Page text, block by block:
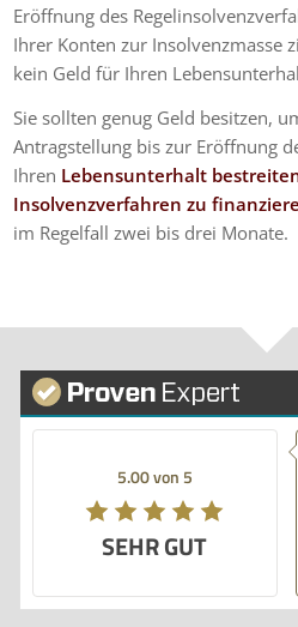
Eröffnung des
Ihrer Konten zur Insolvenzmasse
kein Geld für Ihren
Sie sollten genug Geld besitzen,
Antragstellung bis zur Eröffnung
Ihren Lebensunterhalt
Insolvenzverfahren zu
im Regelfall zwei bis drei Monate.
5.00 von 5
SEHR GUT